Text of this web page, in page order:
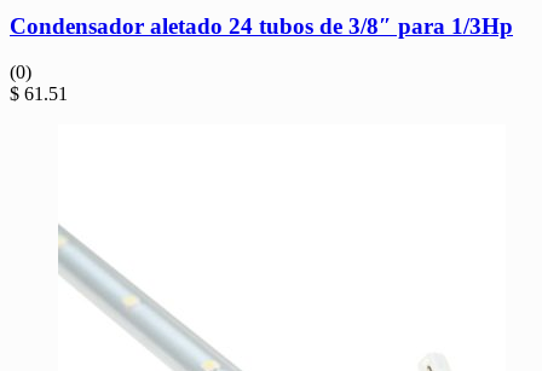
Condensador aletado 24 tubos de 3/8″ para 1/3Hp
(0)
$ 61.51